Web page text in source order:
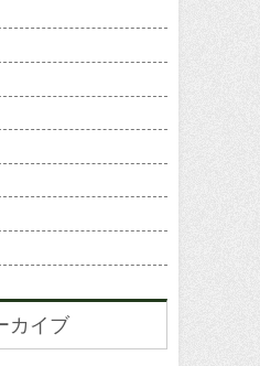
カイブ